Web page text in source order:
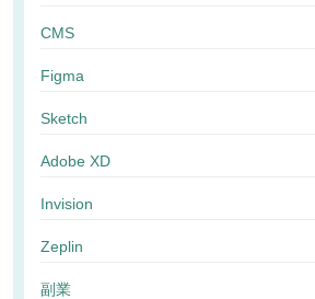
CMS
Figma
Sketch
Adobe XD
Invision
Zeplin
副業